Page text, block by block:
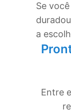
Se
a
Entre